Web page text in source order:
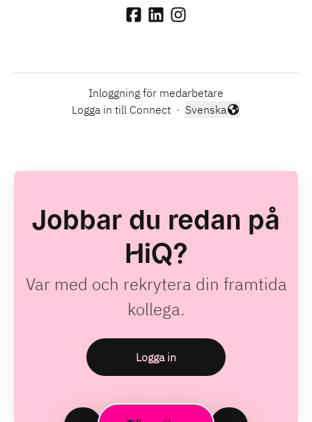
Inloggning för medarbetare
Logga in till Connect ·
Byt språk
Svenska
Jobbar du redan på
HiQ?
Var med och rekrytera din framtida
kollega.
Logga in